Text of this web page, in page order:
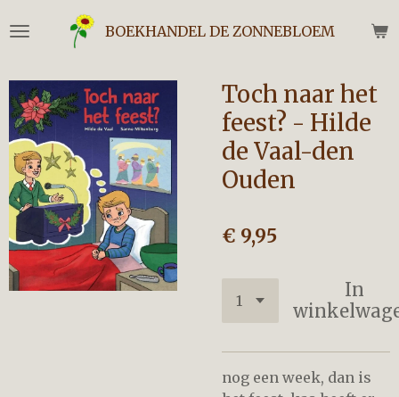
direct
de
hoofdinhoud
BOEKHANDEL DE ZONNEBLOEM
Toch naar het
feest? - Hilde
de Vaal-den
Ouden
€ 9,95
In
nog een week, dan is